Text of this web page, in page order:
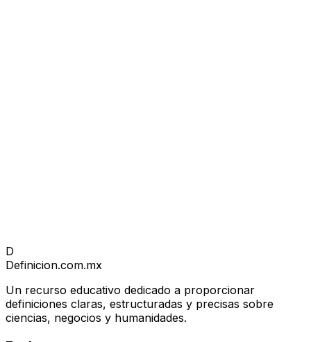
D
Definicion.com.mx
Un recurso educativo dedicado a proporcionar
definiciones claras, estructuradas y precisas sobre
ciencias, negocios y humanidades.